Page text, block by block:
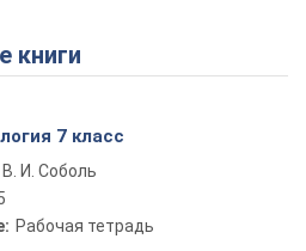
Play Video
книги
7 класс
В. И. Соболь
Рабочая тетрадь